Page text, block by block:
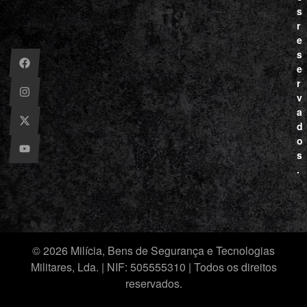
s
r
e
s
e
r
v
a
d
o
s
.
© 2026 Milícia, Bens de Segurança e Tecnologias
Militares, Lda. | NIF: 505555310 | Todos os direitos
reservados.